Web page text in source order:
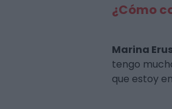
¿Cómo
Marina
tengo
que estoy